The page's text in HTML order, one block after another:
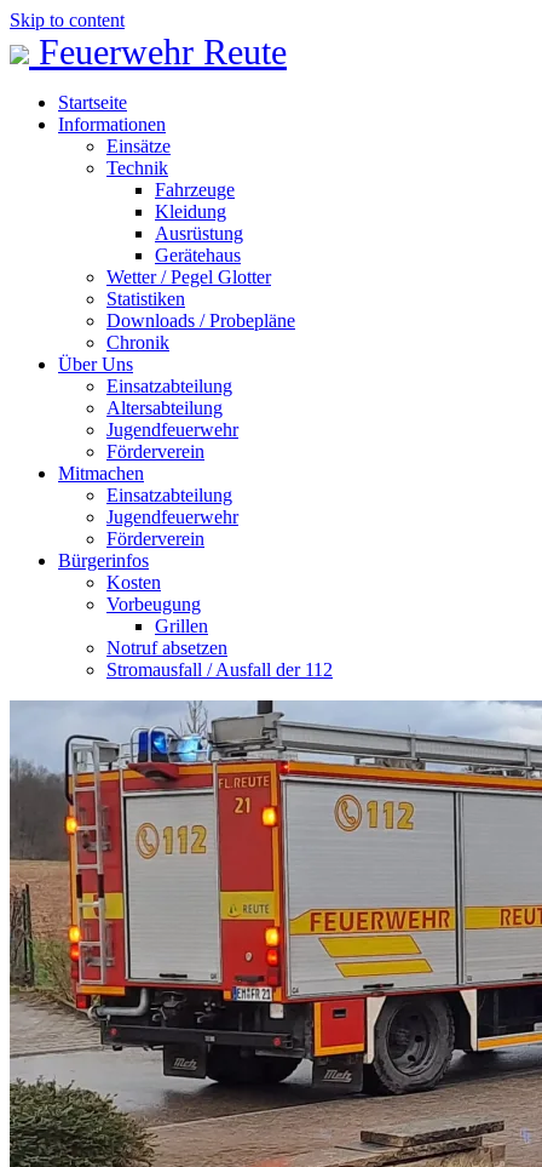
Skip to content
Feuerwehr Reute
Startseite
Informationen
Einsätze
Technik
Fahrzeuge
Kleidung
Ausrüstung
Gerätehaus
Wetter / Pegel Glotter
Statistiken
Downloads / Probepläne
Chronik
Über Uns
Einsatzabteilung
Altersabteilung
Jugendfeuerwehr
Förderverein
Mitmachen
Einsatzabteilung
Jugendfeuerwehr
Förderverein
Bürgerinfos
Kosten
Vorbeugung
Grillen
Notruf absetzen
Stromausfall / Ausfall der 112